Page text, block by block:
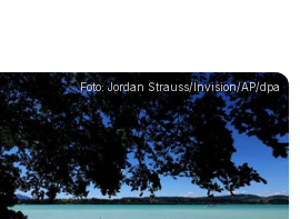
Foto: Jordan Strauss/Invision/AP/dpa